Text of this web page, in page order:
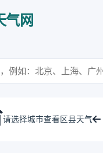
网
请选择城市查看区县天气